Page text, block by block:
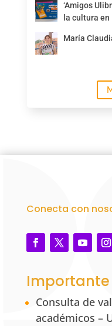
‘Amigos
la cultura
María
Conecta con
Importante
Consulta de
académicos –